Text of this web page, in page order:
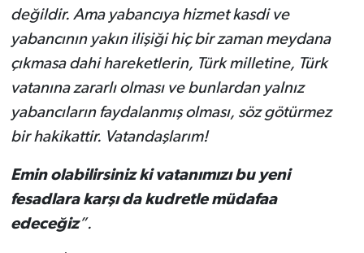
değildir. Ama yabancıya hizmet kasdi ve
yabancının yakın ilişiği hiç bir zaman meydana
çıkmasa dahi hareketlerin, Türk milletine, Türk
vatanına zararlı olması ve bunlardan yalnız
yabancıların faydalanmış olması, söz götürmez
bir hakikattir. Vatandaşlarım!
Emin olabilirsiniz ki vatanımızı bu yeni
fesadlara karşı da kudretle müdafaa
edeceğiz”.